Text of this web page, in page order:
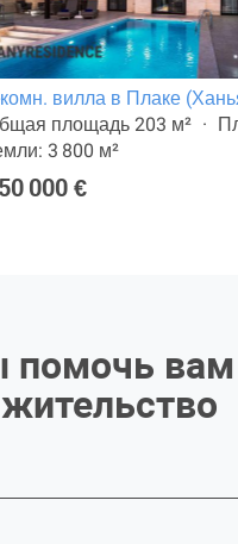
вилла в Плаке
площадь 203 м²
3 800 м²
000 €
помочь вам